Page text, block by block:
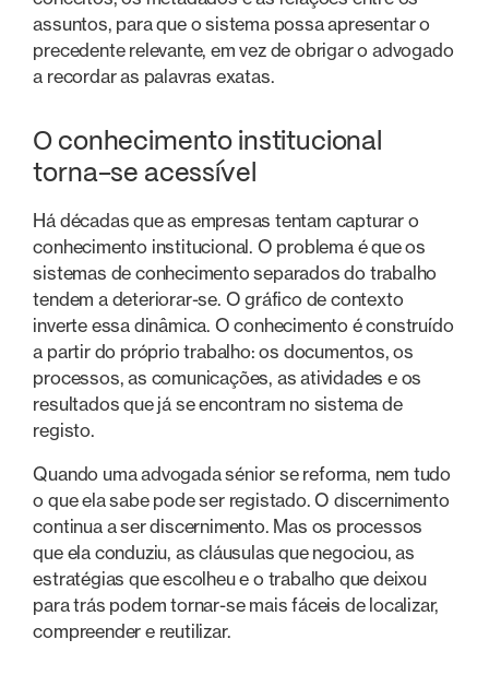
assuntos, para que o sistema possa apresentar o
precedente relevante, em vez de obrigar o advogado
a recordar as palavras exatas.
O conhecimento institucional
torna-se acessível
Há décadas que as empresas tentam capturar o
conhecimento institucional. O problema é que os
sistemas de conhecimento separados do trabalho
tendem a deteriorar-se. O gráfico de contexto
inverte essa dinâmica. O conhecimento é construído
a partir do próprio trabalho: os documentos, os
processos, as comunicações, as atividades e os
resultados que já se encontram no sistema de
registo.
Quando uma advogada sénior se reforma, nem tudo
o que ela sabe pode ser registado. O discernimento
continua a ser discernimento. Mas os processos
que ela conduziu, as cláusulas que negociou, as
estratégias que escolheu e o trabalho que deixou
para trás podem tornar-se mais fáceis de localizar,
compreender e reutilizar.